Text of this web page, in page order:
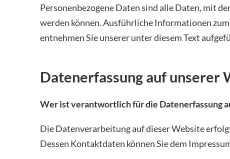
Personenbezogene Daten sind alle Daten, mit
werden können. Ausführliche Informationen
entnehmen Sie unserer unter diesem Text
Datenerfassung auf unserer
Wer ist verantwortlich für die Datenerfassung
Die Datenverarbeitung auf dieser Website
Dessen Kontaktdaten können Sie dem